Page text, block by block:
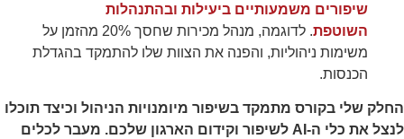
שיפורים משמעותיים ביעילות ובהתנהלות
השוטפת
. לדוגמה, מנהל מכירות שחסך 20% מהזמן על
משימות ניהוליות, והפנה את הצוות שלו להתמקד בהגדלת
הכנסות.
החלק שלי בקורס מתמקד בשיפור מיומנויות הניהול וכיצד תוכלו
לנצל את כלי ה-AI לשיפור וקידום הארגון שלכם. מעבר לכלים
העניין
וההתנהגות
שלך בעת
ביקורך
באתר,
ההזדמנות
לראות תוכן